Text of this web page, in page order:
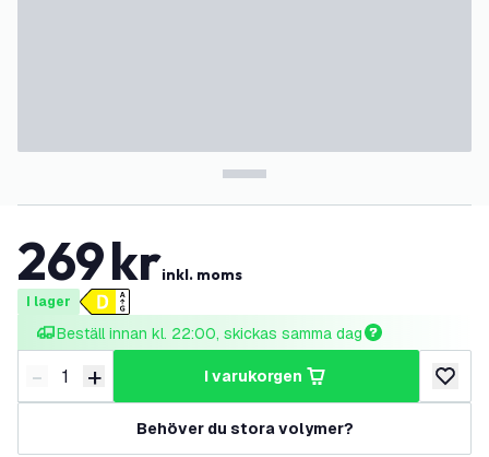
269krinkl. moms
I lager
Beställ innan kl. 22:00, skickas samma dag
Minska antal
- Öka antal
+ i varukorgen
lägg
Behöver du stora volymer?